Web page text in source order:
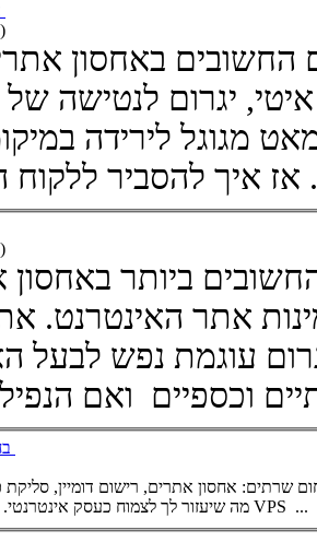
(כתבות/אחסון אתרים)
החשובים באחסון
אתר האינטרנט. אתר אינטרנט איטי,
לאחרונה לפי פרסומים של מאט
(כתבות/אחסון אתרים)
ביותר באחסון
אתר האינטרנט.
עוגמת נפש לבעל
אחסון אתרים, רישום דומיין,
מה שיעזור לך לצמוח כעסק אינטרנטי. קיראו גם: מה זה שרת VPS ...